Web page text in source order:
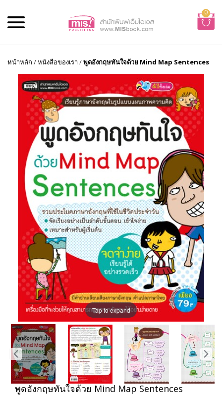
0
หน้าหลัก /หนังสือของเรา /พูดอังกฤษทันใจด้วย Mind Map Sentences
Tap to expand
พูดอังกฤษทันใจด้วย Mind Map Sentences